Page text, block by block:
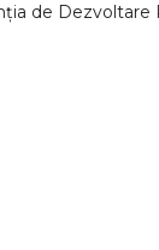
de Dezvoltare